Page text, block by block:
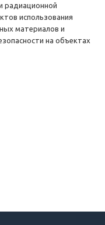
радиационной
использования
материалов и
на объектах